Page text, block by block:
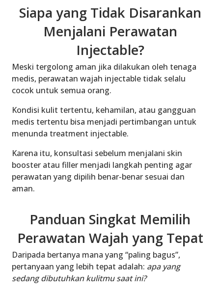
Siapa yang Tidak Disarankan
Menjalani Perawatan
Injectable?
Meski tergolong aman jika dilakukan oleh tenaga
medis, perawatan wajah injectable tidak selalu
cocok untuk semua orang.
Kondisi kulit tertentu, kehamilan, atau gangguan
medis tertentu bisa menjadi pertimbangan untuk
menunda treatment injectable.
Karena itu, konsultasi sebelum menjalani skin
booster atau filler menjadi langkah penting agar
perawatan yang dipilih benar-benar sesuai dan
aman.
Panduan Singkat Memilih
Perawatan Wajah yang Tepat
Daripada bertanya mana yang “paling bagus”,
pertanyaan yang lebih tepat adalah: apa yang
sedang dibutuhkan kulitmu saat ini?